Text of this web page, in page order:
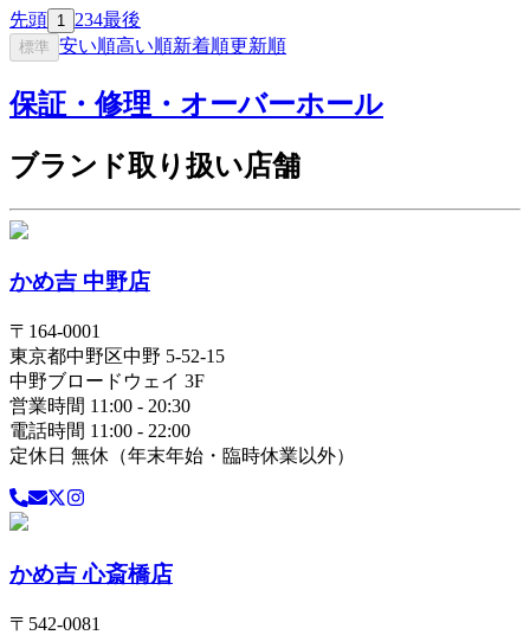
先頭 1 234最後
標準 安い順高い順新着順更新順
保証・修理・オーバーホール
ブランド取り扱い店舗
かめ吉 中野店
〒 164-0001
東京都中野区中野 5-52-15
中野ブロードウェイ 3F
営業時間 11:00 - 20:30
電話時間 11:00 - 22:00
定休日 無休（年末年始・臨時休業以外）
かめ吉 心斎橋店
〒 542-0081